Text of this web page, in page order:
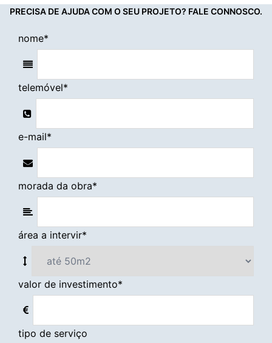
PRECISA DE AJUDA COM O SEU PROJETO? FALE CONNOSCO.
nome*
telemóvel*
e-mail*
morada da obra*
área a intervir*
valor de investimento*
tipo de serviço